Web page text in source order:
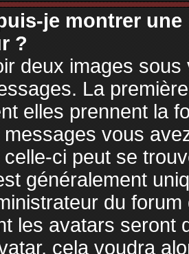
je montrer
?
deux images
La
elles prennent la
vous
ci peut se
généralement
du
les avatars seront
cela voudra